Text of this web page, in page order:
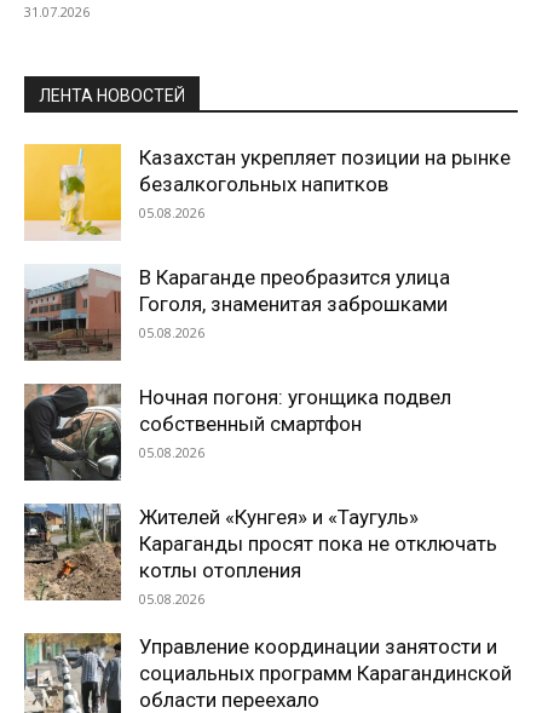
31.07.2026
ЛЕНТА НОВОСТЕЙ
Казахстан укрепляет позиции на рынке
безалкогольных напитков
05.08.2026
В Караганде преобразится улица
Гоголя, знаменитая заброшками
05.08.2026
Ночная погоня: угонщика подвел
собственный смартфон
05.08.2026
Жителей «Кунгея» и «Таугуль»
Караганды просят пока не отключать
котлы отопления
05.08.2026
Управление координации занятости и
социальных программ Карагандинской
области переехало